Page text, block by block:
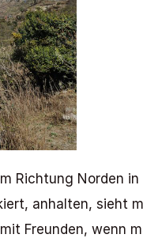
Richtung Norden
anhalten, sieht
Freunden, wenn